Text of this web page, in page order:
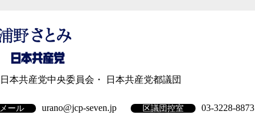
日本共産党中央委員会 日本共産党都議団
メール urano@jcp-seven.jp 区議団控室 03-3228-8873